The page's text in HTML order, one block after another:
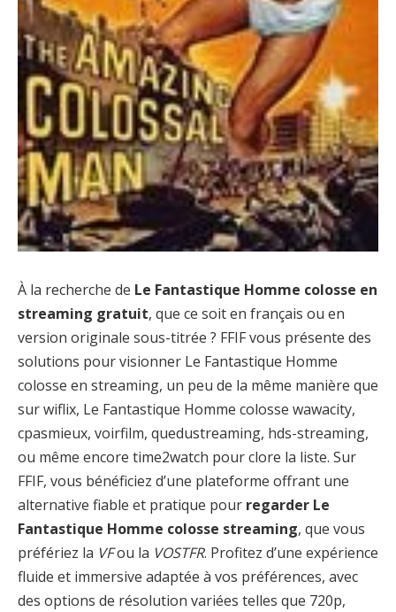
À la recherche de Le Fantastique Homme colosse en
streaming gratuit, que ce soit en français ou en
version originale sous-titrée ? FFIF vous présente des
solutions pour visionner Le Fantastique Homme
colosse en streaming, un peu de la même manière que
sur wiflix, Le Fantastique Homme colosse wawacity,
cpasmieux, voirfilm, quedustreaming, hds-streaming,
ou même encore time2watch pour clore la liste. Sur
FFIF, vous bénéficiez d’une plateforme offrant une
alternative fiable et pratique pour regarder Le
Fantastique Homme colosse streaming, que vous
préfériez la VFou la VOSTFR. Profitez d’une expérience
fluide et immersive adaptée à vos préférences, avec
des options de résolution variées telles que 720p,